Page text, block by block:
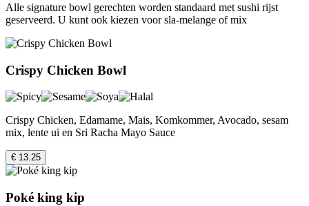
Alle signature bowl gerechten worden standaard met sushi rijst
geserveerd. U kunt ook kiezen voor sla-melange of mix
Crispy Chicken Bowl
Crispy Chicken, Edamame, Mais, Komkommer, Avocado, sesam
mix, lente ui en Sri Racha Mayo Sauce
€ 13.25
Poké king kip